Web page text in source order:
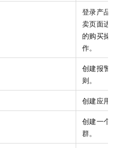
登录产品
卖页面进
的购买操
作。
创建报警
则。
创建应用
创建一个
群。